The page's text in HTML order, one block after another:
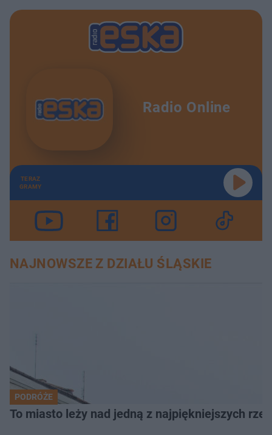
Radio Online
TERAZ
GRAMY
NAJNOWSZE Z DZIAŁU ŚLĄSKIE
PODRÓŻE
To miasto leży nad jedną z najpiękniejszych